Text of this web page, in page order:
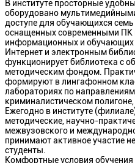
В институте просторные
оборудовано
доступе для обучающихся
оснащенных современными ПК
информационных и обучающих
Интернет и электронным
функционирует библиотека с
методическим фондом.
формируют в лингафонном
лабораториях по
криминалистическом
Ежегодно в институте
методические, научно-
межвузовского и
принимают активное участие
студенты.
Комфортные условия обучения